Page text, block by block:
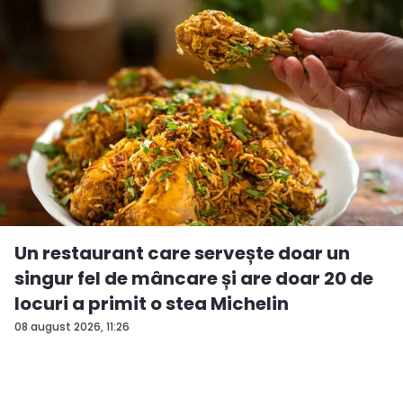
08 august 2026, 11:26
Un restaurant care servește doar un
singur fel de mâncare și are doar 20 de
locuri a primit o stea Michelin